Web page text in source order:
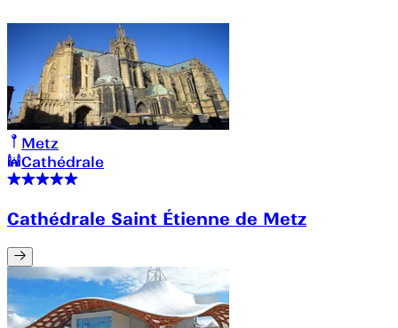
Metz
Cathédrale
Cathédrale Saint Étienne de Metz